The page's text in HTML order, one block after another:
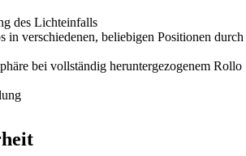
des Lichteinfalls
in verschiedenen, beliebigen Positionen durch
bei vollständig heruntergezogenem Rollo